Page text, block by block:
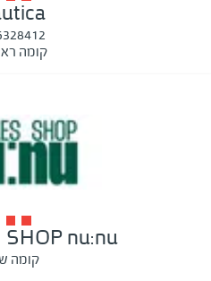
קומה
SHOP nu:nu
קומה